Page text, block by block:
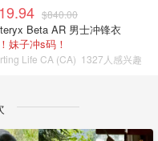
$840.00
Beta AR 男士冲锋衣
妹子冲s码！
Life CA (CA) 1327人感兴趣